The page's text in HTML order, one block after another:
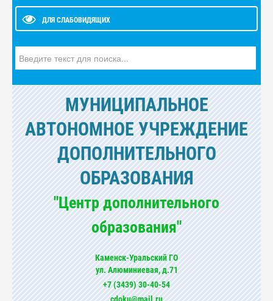
ДЛЯ СЛАБОВИДЯЩИХ
МУНИЦИПАЛЬНОЕ
АВТОНОМНОЕ УЧРЕЖДЕНИЕ
ДОПОЛНИТЕЛЬНОГО
ОБРАЗОВАНИЯ
"Центр дополнительного
образования"
Каменск-Уральский ГО
ул. Алюминиевая, д.71
+7 (3439) 30-40-54